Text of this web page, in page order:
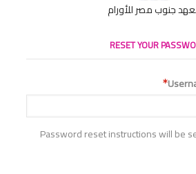
جنوب مصر للأورام
RESET YOUR
Password reset instructions will be